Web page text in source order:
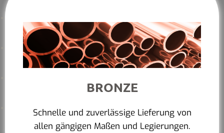
BRONZE
Schnelle und zuverlässige Lieferung von
allen gängigen Maßen und Legierungen.